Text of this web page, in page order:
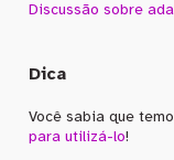
Discussão sobre
Dica
Você sabia que
para utilizá-lo!